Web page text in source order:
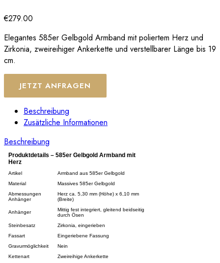
€279.00
Elegantes 585er Gelbgold Armband mit poliertem Herz und
Zirkonia, zweireihiger Ankerkette und verstellbarer Länge bis 19
cm.
JETZT ANFRAGEN
Beschreibung
Zusätzliche Informationen
Beschreibung
Produktdetails – 585er Gelbgold Armband mit
Herz
Artikel
Armband aus 585er Gelbgold
Material
Massives 585er Gelbgold
Abmessungen
Anhänger
Herz ca. 5,30 mm (Höhe) x 6,10 mm
(Breite)
Anhänger
Mittig fest integriert, gleitend beidseitig
durch Ösen
Steinbesatz
Zirkonia, eingerieben
Fassart
Eingeriebene Fassung
Gravurmöglichkeit
Nein
Kettenart
Zweireihige Ankerkette